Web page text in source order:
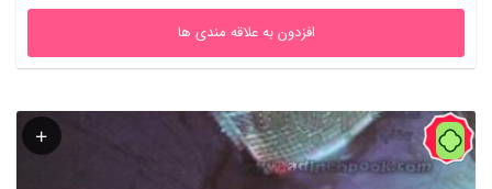
افزدون به علاقه مندی ها
55%